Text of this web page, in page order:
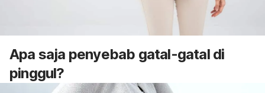
Apa saja penyebab gatal-gatal di
pinggul?